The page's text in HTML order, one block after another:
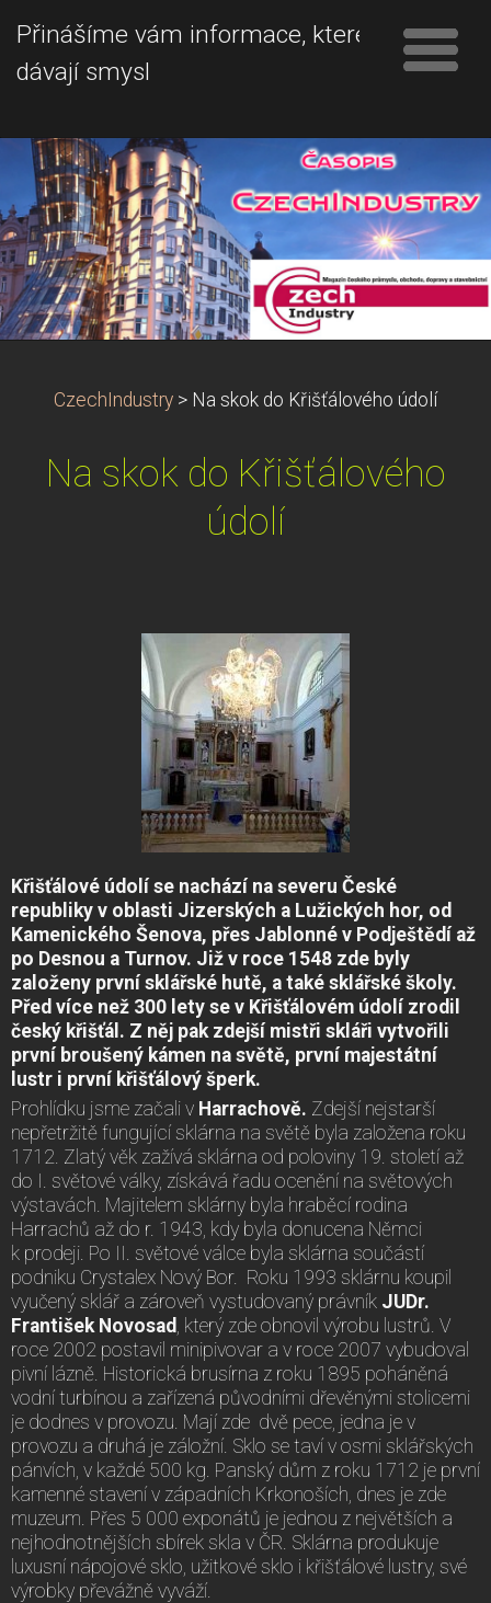
Přinášíme vám informace, které
dávají smysl
CzechIndustry > Na skok do Křišťálového údolí
Na skok do Křišťálového
údolí
Křišťálové údolí se nachází na severu České
republiky v oblasti Jizerských a Lužických hor, od
Kamenického Šenova, přes Jablonné v Podještědí až
po Desnou a Turnov. Již v roce 1548 zde byly
založeny první sklářské hutě, a také sklářské školy.
Před více než 300 lety se v Křišťálovém údolí zrodil
český křišťál. Z něj pak zdejší mistři skláři vytvořili
první broušený kámen na světě, první majestátní
lustr i první křišťálový šperk.
Prohlídku jsme začali v Harrachově. Zdejší nejstarší
nepřetržitě fungující sklárna na světě byla založena roku
1712. Zlatý věk zažívá sklárna od poloviny 19. století až
do I. světové války, získává řadu ocenění na světových
výstavách. Majitelem sklárny byla hraběcí rodina
Harrachů až do r. 1943, kdy byla donucena Němci
k prodeji. Po II. světové válce byla sklárna součástí
podniku Crystalex Nový Bor. Roku 1993 sklárnu koupil
vyučený sklář a zároveň vystudovaný právník JUDr.
František Novosad , který zde obnovil výrobu lustrů. V
roce 2002 postavil minipivovar a v roce 2007 vybudoval
pivní lázně. Historická brusírna z roku 1895 poháněná
vodní turbínou a zařízená původními dřevěnými stolicemi
je dodnes v provozu. Mají zde dvě pece, jedna je v
provozu a druhá je záložní. Sklo se taví v osmi sklářských
pánvích, v každé 500 kg. Panský dům z roku 1712 je první
kamenné stavení v západních Krkonoších, dnes je zde
muzeum. Přes 5 000 exponátů je jednou z největších a
nejhodnotnějších sbírek skla v ČR. Sklárna produkuje
luxusní nápojové sklo, užitkové sklo i křišťálové lustry, své
výrobky převážně vyváží.